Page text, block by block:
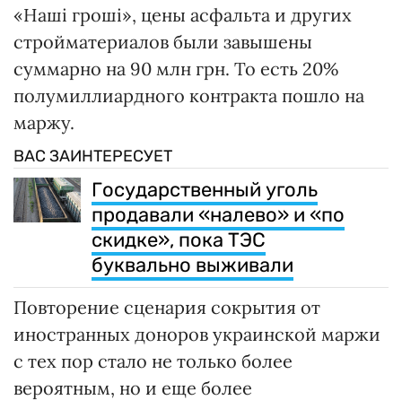
«Наші гроші», цены асфальта и других
стройматериалов были завышены
суммарно на 90 млн грн. То есть 20%
полумиллиардного контракта пошло на
маржу.
ВАС ЗАИНТЕРЕСУЕТ
Государственный уголь
продавали «налево» и «по
скидке», пока ТЭС
буквально выживали
Повторение сценария сокрытия от
иностранных доноров украинской маржи
с тех пор стало не только более
вероятным, но и еще более